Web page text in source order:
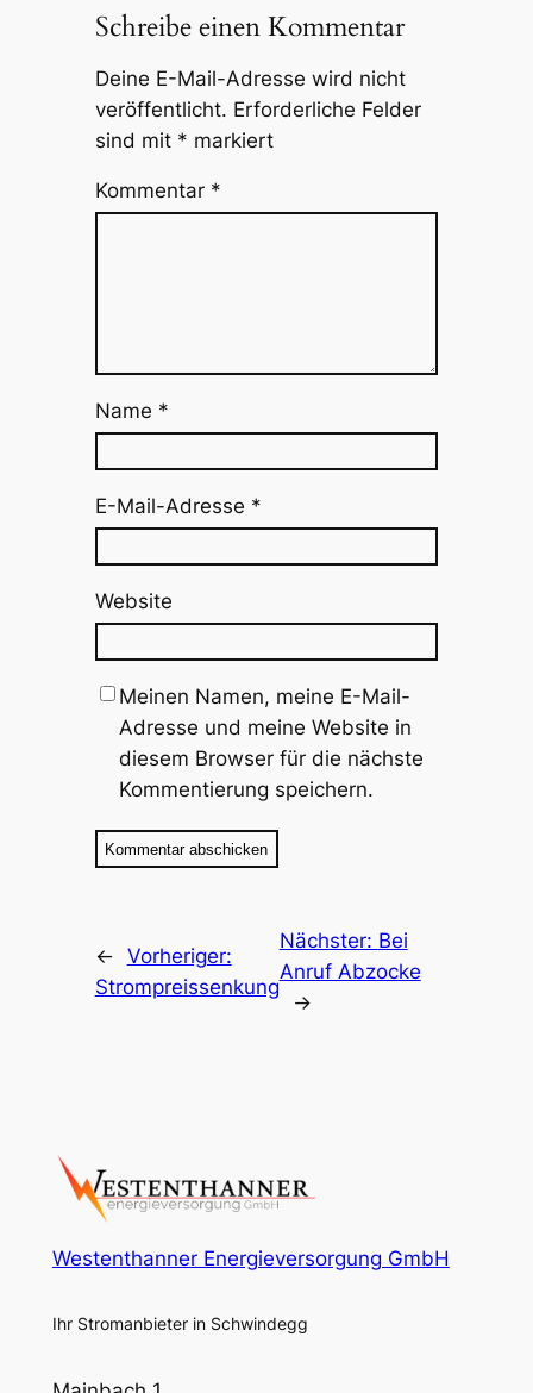
Schreibe einen Kommentar
Deine E-Mail-Adresse wird nicht
veröffentlicht. Erforderliche Felder
sind mit * markiert
Kommentar *
Name *
E-Mail-Adresse *
Website
Meinen Namen, meine E-Mail-
Adresse und meine Website in
diesem Browser für die nächste
Kommentierung speichern.
← Vorheriger:
Strompreissenkung
Nächster: Bei
Anruf Abzocke
→
Westenthanner Energieversorgung GmbH
Ihr Stromanbieter in Schwindegg